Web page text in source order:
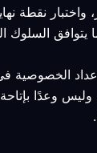
نقطة
يتوافق السلوك
الخصوصية في
وليس وعدًا